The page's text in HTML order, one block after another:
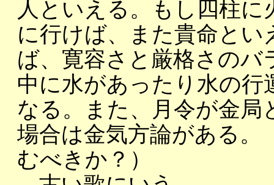
人といえる。もし四柱
に行けば、また貴命と
ば、寛容さと厳格さの
中に水があったり水の
なる。また、月令が金
場合は金気方論がある。
むべきか？）